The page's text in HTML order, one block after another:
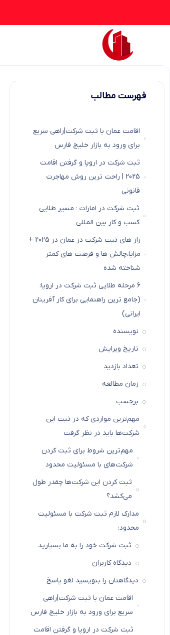
فهرست مطالب
اقامت عمان با ثبت شرکت|راهی سریع
برای ورود به بازار خلیج فارس
ثبت شرکت در اروپا و گرفتن اقامت
2025 | راحت ترین روش مهاجرت
قانونی
ثبت شرکت در امارات ؛ مسیر طلایی
کسب و کار بین المللی
راز های ثبت شرکت در عمان در 2025 +
مزایا،چالش ها و فرصت های کمتر
شناخته شده
6 مرحله طلایی ثبت شرکت در اروپا:
(جامع ترین راهنمایی برای کار آفرینان
ایرانی)
نویسنده
تاریخ ویرایش
تعداد بازدید
زمان مطالعه
برچسب
مهم‌ترین مواردی که در ثبت این
شرکت‌ها باید در نظر گرفت
مهم‌ترین شروط برای ثبت کردن
شرکت‌های با مسئولیت محدود
ثبت کردن این شرکت‌ها چقدر طول
می‌کشد؟
مدارک لازم ثبت شرکت با مسئولیت
محدود:
ثبت شرکت خود را به ما بسپارید
دیدگاه کاربران
دیدگاهتان را بنویسید لغو پاسخ
اقامت عمان با ثبت شرکت|راهی
سریع برای ورود به بازار خلیج فارس
ثبت شرکت در اروپا و گرفتن اقامت